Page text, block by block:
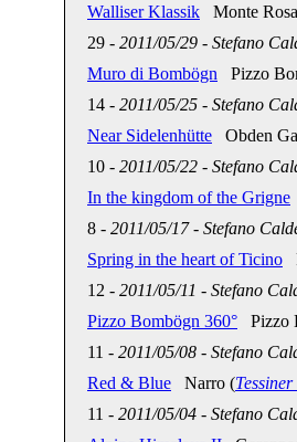
Walliser Klassik Monte
29 - 2011/05/29 - Stefano
Muro di Bombögn Pizzo
14 - 2011/05/25 - Stefano
Near Sidelenhütte Obden
10 - 2011/05/22 - Stefano
In the kingdom of the Grigne
8 - 2011/05/17- Stefano
Spring in the heart of Ticino
12 - 2011/05/11 - Stefano
Pizzo Bombögn 360° Pizzo
11 - 2011/05/08 - Stefano
Red & Blue Narro (
11 - 2011/05/04 - Stefano